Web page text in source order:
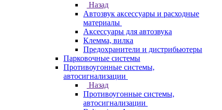
Назад
Автозвук аксессуары и расходные
материалы
Аксессуары для автозвука
Клемма, вилка
Предохранители и дистрибьютеры
Парковочные системы
Противоугонные системы,
автосигнализации
Назад
Противоугонные системы,
автосигнализации